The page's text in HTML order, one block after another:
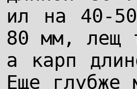
ил на 40-
80 мм, лещ
а карп
Еще глубже